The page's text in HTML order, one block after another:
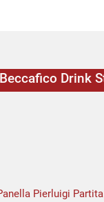
Beccafico Drink
Pierluigi